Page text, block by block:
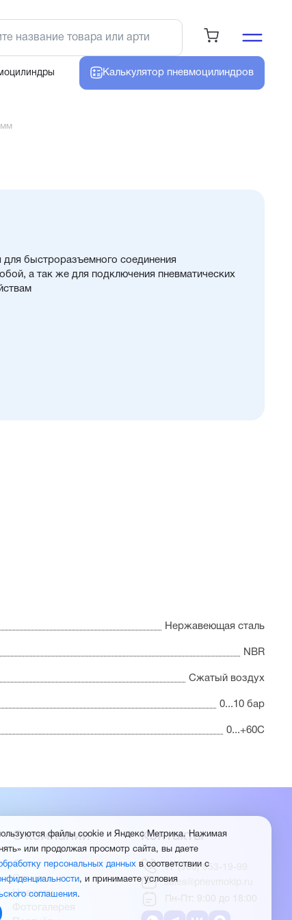
Калькулятор пневмоцилиндров
для быстроразъемного соединения
а так же для подключения пневматических
Нержавеющая сталь
NBR
Сжатый воздух
0...10 бар
0...+60С
О компании
О нас
Отзывы
Новости
Фотогалерея
Контакты
+7 (960) 953-19-99
sales@pnevmokip.ru
Пн-Пт: 9:00 до 18:00
файлы cookie и Яндекс Метрика. Нажимая
или продолжая просмотр сайта, вы даете
персональных данных в соответствии с
, и принимаете условия
соглашения.